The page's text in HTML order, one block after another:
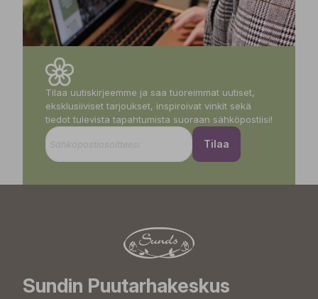
Tilaa uutiskirjeemme ja saa tuoreimmat uutiset,
eksklusiiviset tarjoukset, inspiroivat vinkit sekä
tiedot tulevista tapahtumista suoraan sähköpostiisi!
Tilaa
Sundin Puutarhakeskus